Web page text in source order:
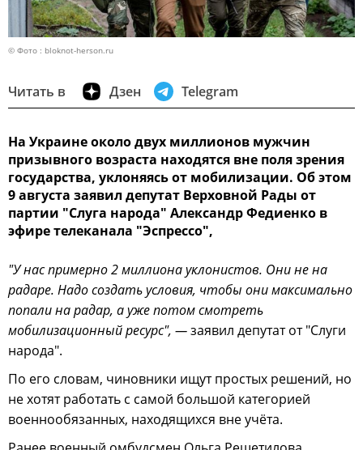
© Фото : bloknot-herson.ru
Читать в Дзен Telegram
На Украине около двух миллионов мужчин
призывного возраста находятся вне поля зрения
государства, уклоняясь от мобилизации. Об этом
9 августа заявил депутат Верховной Рады от
партии "Слуга народа" Александр Федиенко в
эфире телеканала "Эспрессо",
"У нас примерно 2 миллиона уклонистов. Они не на
радаре. Надо создать условия, чтобы они максимально
попали на радар, а уже потом смотреть
мобилизационный ресурс", —заявил депутат от "Слуги
народа".
По его словам, чиновники ищут простых решений, но
не хотят работать с самой большой категорией
военнообязанных, находящихся вне учёта.